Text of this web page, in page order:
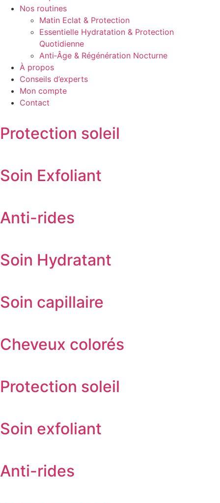
Nos routines
Matin Eclat & Protection
Essentielle Hydratation & Protection
Quotidienne
Anti‑Âge & Régénération Nocturne
À propos
Conseils d’experts
Mon compte
Contact
Protection soleil
Soin Exfoliant
Anti-rides
Soin Hydratant
Soin capillaire
Cheveux colorés
Protection soleil
Soin exfoliant
Anti-rides